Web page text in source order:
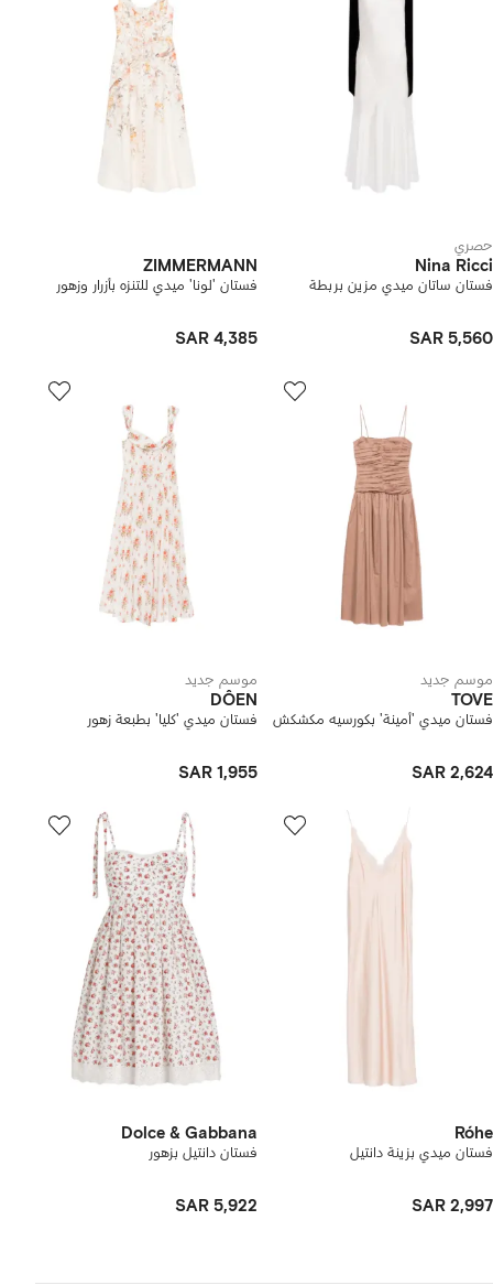
حصري
Nina Ricci
فستان ساتان ميدي مزين بربطة
SAR 5,560
ZIMMERMANN
فستان 'لونا' ميدي للتنزه بأزرار وزهور
SAR 4,385
موسم جديد
TOVE
فستان ميدي 'أمينة' بكورسيه مكشكش
SAR 2,624
موسم جديد
DÔEN
فستان ميدي 'كليا' بطبعة زهور
SAR 1,955
Róhe
فستان ميدي بزينة دانتيل
SAR 2,997
Dolce & Gabbana
فستان دانتيل بزهور
SAR 5,922